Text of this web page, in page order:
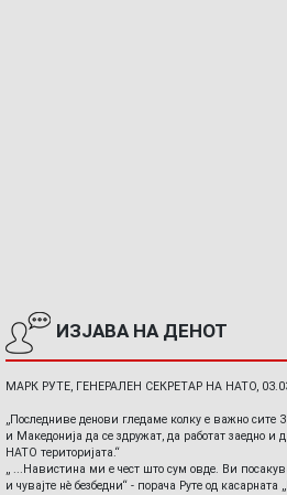
ИЗЈАВА НА ДЕНОТ
МАРК РУТЕ, ГЕНЕРАЛЕН СЕКРЕТАР НА НАТО,
„Последниве денови гледаме колку е важно сите
и Македонија да се здружат, да работат заедно и
НАТО територијата.“
„ ...Навистина ми е чест што сум овде. Ви
и чувајте нè безбедни“ - порача Руте од касарната